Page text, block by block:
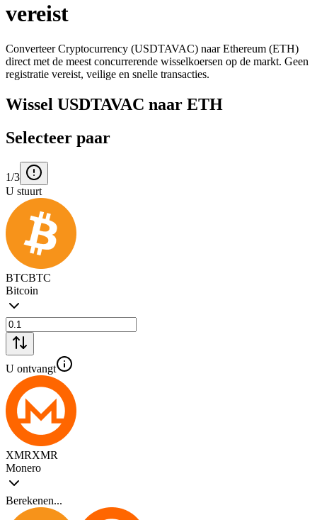
vereist
Converteer Cryptocurrency (USDTAVAC) naar Ethereum (ETH)
direct met de meest concurrerende wisselkoersen op de markt. Geen
registratie vereist, veilige en snelle transacties.
Wissel USDTAVAC naar ETH
Selecteer paar
1/3
U stuurt
BTCBTC
Bitcoin
U ontvangt
XMRXMR
Monero
Berekenen...